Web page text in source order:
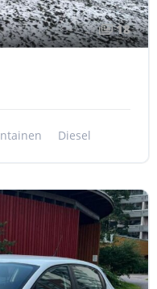
18
Diesel